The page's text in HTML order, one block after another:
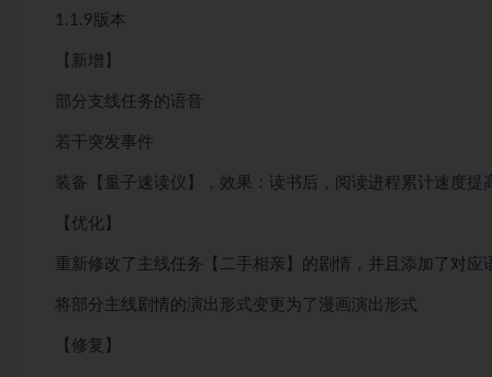
1.1.9版本
【新增】
部分支线任务的语音
若干突发事件
装备【量子速读仪】，效果：读书后，阅读进程累计速度提
【优化】
重新修改了主线任务【二手相亲】的剧情，并且添加了对应
将部分主线剧情的演出形式变更为了漫画演出形式
【修复】